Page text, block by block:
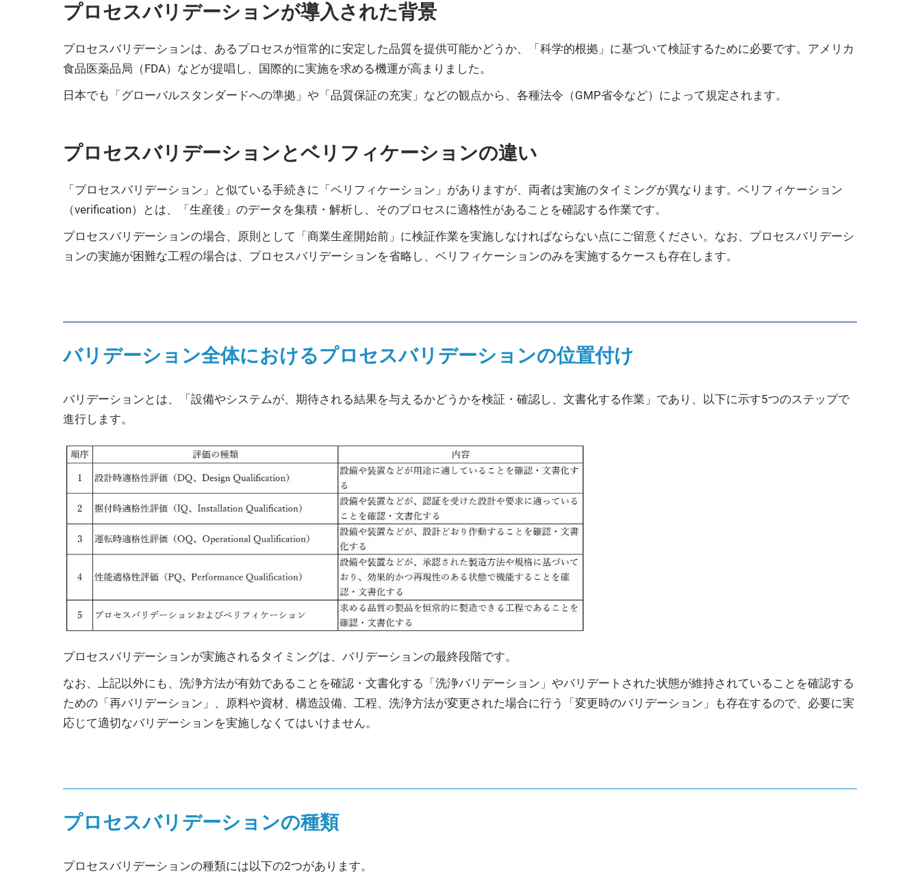
プロセスバリデーションが導入された背景
プロセスバリデーションは、あるプロセスが恒常的に安定した品質を提供可能かどうか、「科学的根拠」に基づいて検証するために必要です。アメリカ
食品医薬品局（FDA）などが提唱し、国際的に実施を求める機運が高まりました。
日本でも「グローバルスタンダードへの準拠」や「品質保証の充実」などの観点から、各種法令（GMP省令など）によって規定されます。
プロセスバリデーションとベリフィケーションの違い
「プロセスバリデーション」と似ている手続きに「ベリフィケーション」がありますが、両者は実施のタイミングが異なります。ベリフィケーション
（verification）とは、「生産後」のデータを集積・解析し、そのプロセスに適格性があることを確認する作業です。
プロセスバリデーションの場合、原則として「商業生産開始前」に検証作業を実施しなければならない点にご留意ください。なお、プロセスバリデーシ
ョンの実施が困難な工程の場合は、プロセスバリデーションを省略し、ベリフィケーションのみを実施するケースも存在します。
バリデーション全体におけるプロセスバリデーションの位置付け
バリデーションとは、「設備やシステムが、期待される結果を与えるかどうかを検証・確認し、文書化する作業」であり、以下に示す5つのステップで
進行します。
プロセスバリデーションが実施されるタイミングは、バリデーションの最終段階です。
なお、上記以外にも、洗浄方法が有効であることを確認・文書化する「洗浄バリデーション」やバリデートされた状態が維持されていることを確認する
ための「再バリデーション」、原料や資材、構造設備、工程、洗浄方法が変更された場合に行う「変更時のバリデーション」も存在するので、必要に実
応じて適切なバリデーションを実施しなくてはいけません。
プロセスバリデーションの種類
プロセスバリデーションの種類には以下の2つがあります。